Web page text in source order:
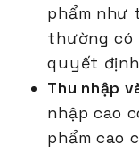
phẩm như
thường có
quyết định
Thu nhập
nhập cao
phẩm cao